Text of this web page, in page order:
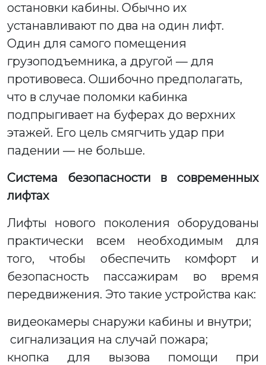
остановки кабины. Обычно их
устанавливают по два на один лифт.
Один для самого помещения
грузоподъемника, а другой — для
противовеса. Ошибочно предполагать,
что в случае поломки кабинка
подпрыгивает на буферах до верхних
этажей. Его цель смягчить удар при
падении — не больше.
Система безопасности в современных
лифтах
Лифты нового поколения оборудованы
практически всем необходимым для
того, чтобы обеспечить комфорт и
безопасность пассажирам во время
передвижения. Это такие устройства как:
видеокамеры снаружи кабины и внутри;
сигнализация на случай пожара;
кнопка для вызова помощи при